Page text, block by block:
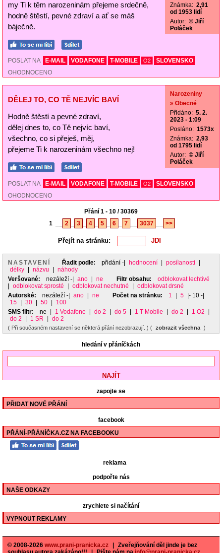
my Ti k těm narozeninám přejeme srdečně,
hodně štěstí, pevné zdraví a ať se máš
báječně.
Známka: 2,91
od 1953 lidí
Autor: © Jiří
Poláček
POSLAT NA E-MAIL VODAFONE T-MOBILE O2
SLOVENSKO
OHODNOCENO
DĚLEJ TO, CO TĚ NEJVÍC BAVÍ
Hodně štěstí a pevné zdraví,
dělej dnes to, co Tě nejvíc baví,
všechno, co si přeješ, měj,
přejeme Ti k narozeninám všechno nej!
Narozeniny
» Obecné
Přidáno: 5. 2.
2023 - 1:09
Posláno: 1573x
Známka: 2,93
od 1795 lidí
Autor: © Jiří
Poláček
POSLAT NA E-MAIL VODAFONE T-MOBILE O2
SLOVENSKO
OHODNOCENO
Přání 1 - 10 / 30369
1
2 3 4 5 6 7 3037 >>
Přejít na stránku:
NASTAVENÍ Řadit podle: přidání -| hodnocení posílanosti
délky
názvu
náhody
Veršované:
nezáleží -| ano ne Filtr obsahu:
odblokovat lechtivé
odblokovat sprosté odblokovat nechutné
odblokovat drsné
Autorské:
nezáleží -| ano ne Počet na stránku: 1 5
|- 10 -|
15
30 50
100
SMS filtr:
ne -| 1 Vodafone do 2 do 5 1 T-Mobile do 2 1 O2
do 2
1 SR do 2
( Při současném nastavení se některá přání nezobrazují. ) ( zobrazit všechna )
hledání v přáníčkách
zapojte se
PŘIDAT NOVÉ PŘÁNÍ
facebook
PŘÁNÍ-PŘÁNÍČKA.CZ NA FACEBOOKU
reklama
podpořte nás
NAŠE ODKAZY
zrychlete si načítání
VYPNOUT REKLAMY
© 2008-2026 www.prani-pranicka.cz
Zveřejňování děl jinde je bez